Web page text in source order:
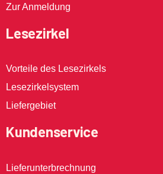
Zur Anmeldung
Lesezirkel
Vorteile des Lesezirkels
Lesezirkelsystem
Liefergebiet
Kundenservice
Lieferunterbrechnung